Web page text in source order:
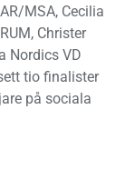
MSA, Cecilia
Christer
Nordics VD
tio finalister
på sociala